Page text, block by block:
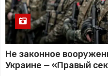
Не законное
Украине — «Правый